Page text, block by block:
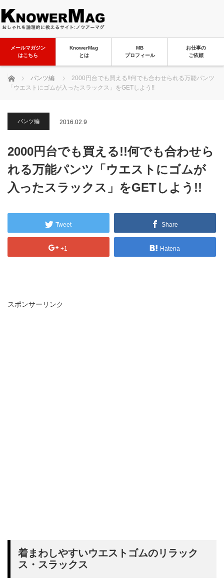
メールマガジン
はこちら
KnowerMag
とは
MB
プロフィール
お仕事の
ご依頼
ホーム パンツ編
2000円台でも買える!!何でも合わせられる万能パンツ
「ウエストにゴムが入ったスラックス」をGETしよう!!
パンツ編 2016.02.9
2000円台でも買える!!何でも合わせら
れる万能パンツ「ウエストにゴムが
入ったスラックス」をGETしよう!!
Tweet Share
+1 Hatena
スポンサーリンク
着まわしやすいウエストゴムのリラック
ス・スラックス